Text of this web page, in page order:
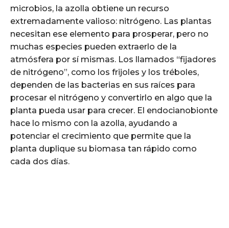
microbios, la azolla obtiene un recurso
extremadamente valioso: nitrógeno. Las plantas
necesitan ese elemento para prosperar, pero no
muchas especies pueden extraerlo de la
atmósfera por sí mismas. Los llamados “fijadores
de nitrógeno”, como los frijoles y los tréboles,
dependen de las bacterias en sus raíces para
procesar el nitrógeno y convertirlo en algo que la
planta pueda usar para crecer. El endocianobionte
hace lo mismo con la azolla, ayudando a
potenciar el crecimiento que permite que la
planta duplique su biomasa tan rápido como
cada dos días.